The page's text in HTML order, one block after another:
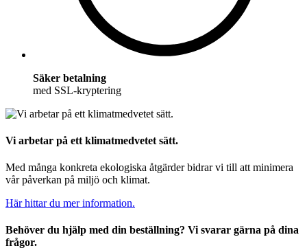
Säker betalning
med SSL-kryptering
Vi arbetar på ett klimatmedvetet sätt.
Med många konkreta ekologiska åtgärder bidrar vi till att minimera
vår påverkan på miljö och klimat.
Här hittar du mer information.
Behöver du hjälp med din beställning? Vi svarar gärna på dina
frågor.